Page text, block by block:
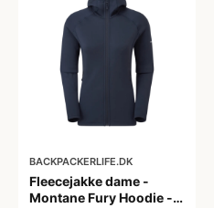
BACKPACKERLIFE.DK
Fleecejakke dame -
Montane Fury Hoodie -